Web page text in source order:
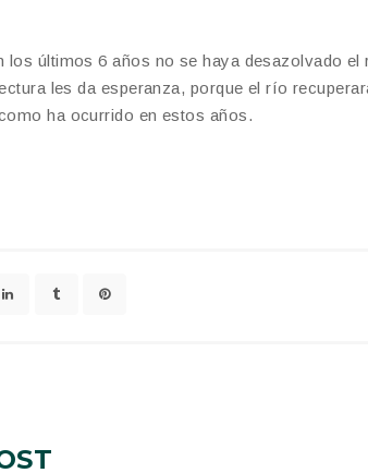
los últimos 6 años no se haya desazolvado
les da esperanza, porque el río
ha ocurrido en estos años.